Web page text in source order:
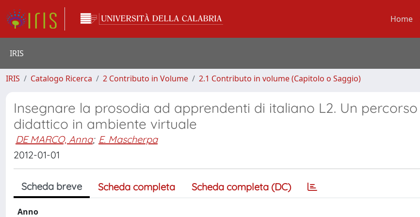
Home
IRIS
IRIS Catalogo Ricerca 2 Contributo in Volume 2.1 Contributo in volume (Capitolo o Saggio)
Insegnare la prosodia ad apprendenti di italiano L2. Un percorso
didattico in ambiente virtuale
DE MARCO, Anna; E. Mascherpa
2012-01-01
Scheda breve Scheda completa Scheda completa (DC)
Anno